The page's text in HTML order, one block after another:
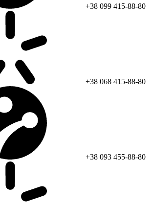
+38 099 415-88-80
+38 068 415-88-80
+38 093 455-88-80